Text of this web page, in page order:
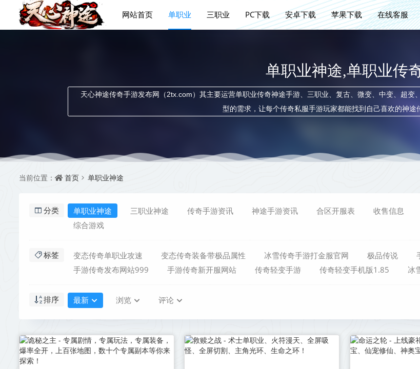
网站首页 单职业 三职业 PC下载 安卓下载 苹果下载 在线客服
单职业神途,单职业传
天心神途传奇手游发布网（2tx.com）其主要运营单职业传奇神途手游、三职业、复古、微变、中变、超
型的需求，让每个传奇私服手游玩家都能找到自己喜欢的神途
当前位置： 首页 单职业神途
分类 单职业神途 三职业神途 传奇手游资讯 神途手游资讯 合区开服表 收售信息
综合游戏
标签 变态传奇单职业攻速 变态传奇装备带极品属性 冰雪传奇手游打金服官网 极品传说
手游传奇发布网站999
手游传奇新开服网站 传奇轻变手游 传奇轻变手机版1.85 冰
排序 最新 浏览 评论